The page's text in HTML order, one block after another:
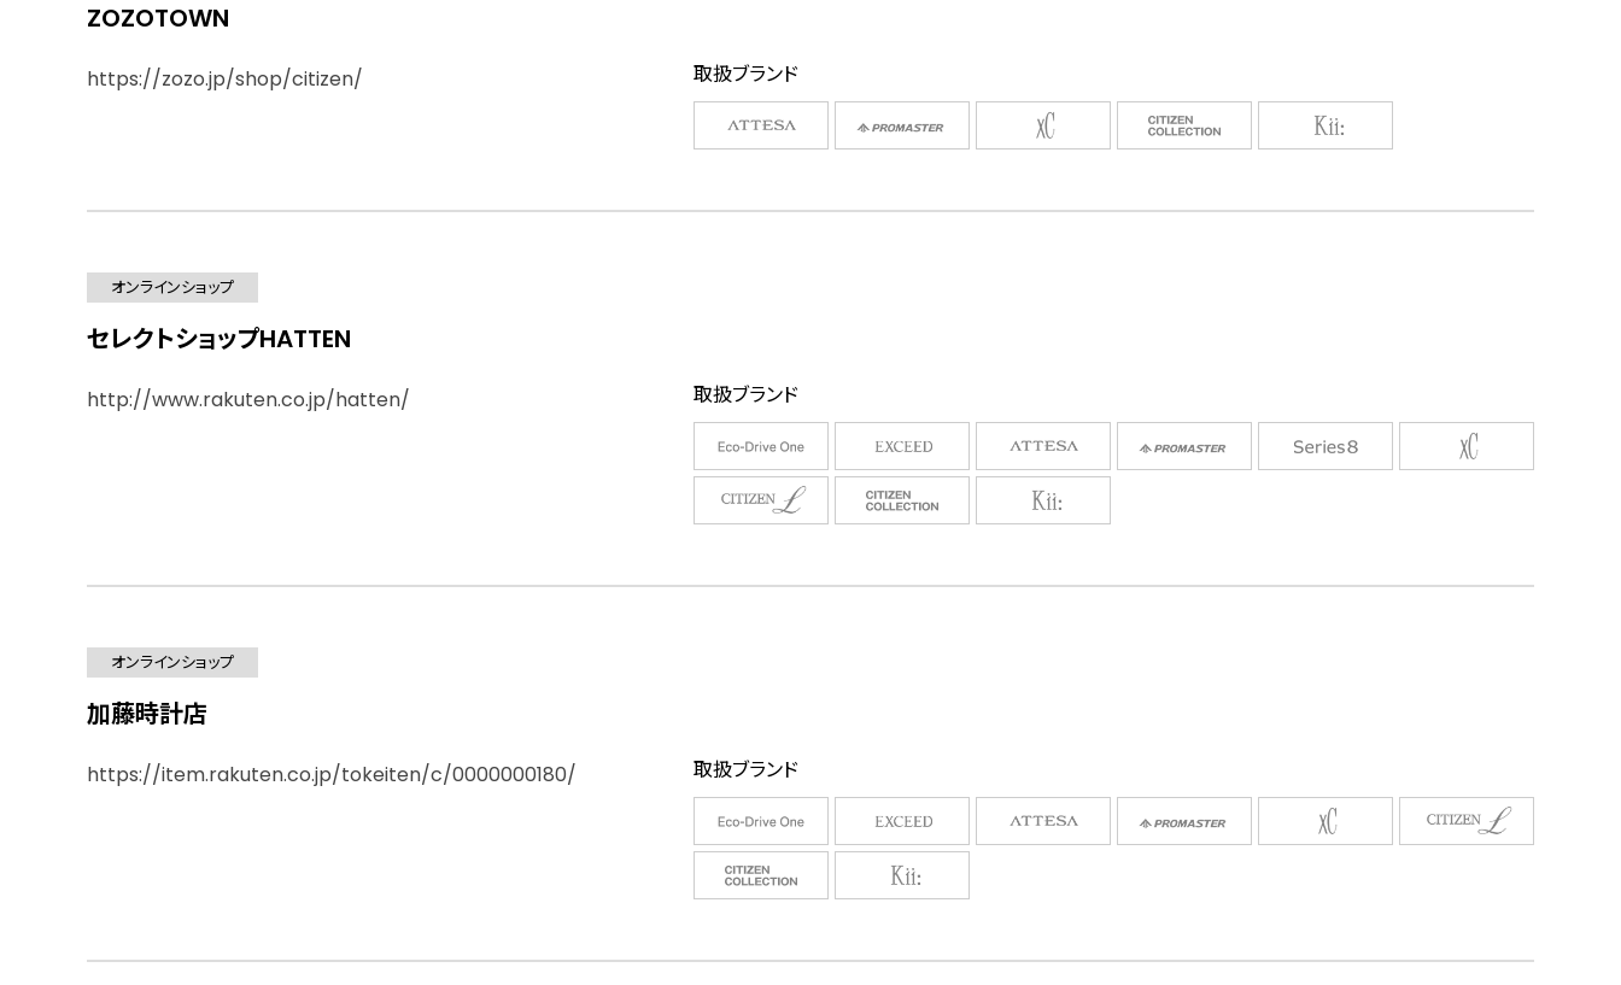
ZOZOTOWN
https://zozo.jp/shop/citizen/ 取扱ブランド
オンラインショップ
セレクトショップHATTEN
http://www.rakuten.co.jp/hatten/ 取扱ブランド
オンラインショップ
加藤時計店
https://item.rakuten.co.jp/tokeiten/c/0000000180/ 取扱ブランド